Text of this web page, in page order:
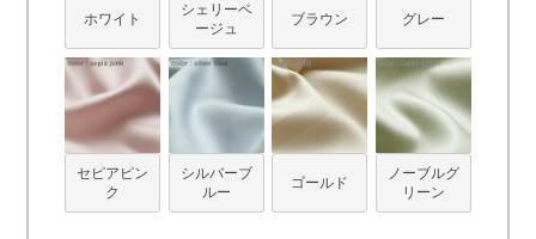
ホワイト
シェリーベ
ージュ
ブラウン グレー
セピアピン
ク
シルバーブ
ルー
ゴールド
ノーブルグ
リーン